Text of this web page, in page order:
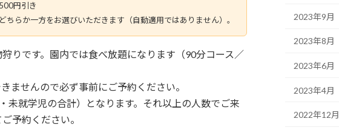
円引き
らか一方をお選びいただきます（自動適用ではありません）。
りです。園内では食べ放題になります（90分コース／
ませんので必ず事前にご予約ください。
就学児の合計）となります。それ以上の人数でご来
予約ください。
2023年9月
2023年8月
2023年6月
2023年4月
2022年12月